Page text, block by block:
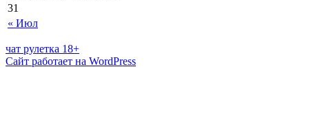
« Июл
31
чат рулетка 18+
Сайт работает на WordPress